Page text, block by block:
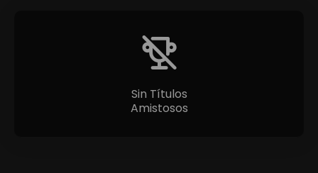
Sin Títulos
Amistosos